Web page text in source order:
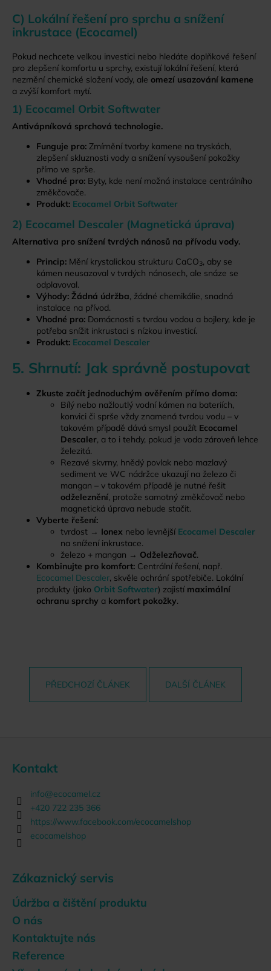
C) Lokální řešení pro sprchu a snížení
inkrustace (Ecocamel)
Pokud nechcete velkou investici nebo hledáte doplňkové řešení
pro zlepšení komfortu u sprchy, existují lokální řešení, která
nezmění chemické složení vody, ale omezí usazování kamene
a zvýší komfort mytí.
1) Ecocamel Orbit Softwater
Antivápníková sprchová technologie.
Funguje pro: Zmírnění tvorby kamene na tryskách,
zlepšení skluznosti vody a snížení vysoušení pokožky
přímo ve sprše.
Vhodné pro: Byty, kde není možná instalace centrálního
změkčovače.
Produkt: Ecocamel Orbit Softwater
2) Ecocamel Descaler (Magnetická úprava)
Alternativa pro snížení tvrdých nánosů na přívodu vody.
Princip: Mění krystalickou strukturu CaCO3, aby se
kámen neusazoval v tvrdých nánosech, ale snáze se
odplavoval.
Výhody: Žádná údržba, žádné chemikálie, snadná
instalace na přívod.
Vhodné pro: Domácnosti s tvrdou vodou a bojlery, kde je
potřeba snížit inkrustaci s nízkou investicí.
Produkt: Ecocamel Descaler
5. Shrnutí: Jak správně postupovat
Zkuste začít jednoduchým ověřením přímo doma:
Bílý nebo nažloutlý vodní kámen na bateriích,
konvici či sprše vždy znamená tvrdou vodu – v
takovém případě dává smysl použít Ecocamel
Descaler, a to i tehdy, pokud je voda zároveň lehce
železitá.
Rezavé skvrny, hnědý povlak nebo mazlavý
sediment ve WC nádržce ukazují na železo či
mangan – v takovém případě je nutné řešit
odželeznění, protože samotný změkčovač nebo
magnetická úprava nebude stačit.
Vyberte řešení:
tvrdost → Ionex nebo levnější Ecocamel Descaler
na snížení inkrustace.
železo + mangan → Odželezňovač.
Kombinujte pro komfort: Centrální řešení, např.
Ecocamel Descaler, skvěle ochrání spotřebiče. Lokální
produkty (jako Orbit Softwater) zajistí maximální
ochranu sprchy a komfort pokožky.
PŘEDCHOZÍ ČLÁNEK DALŠÍ ČLÁNEK
Kontakt
info@ecocamel.cz
+420 722 235 366
https://www.facebook.com/ecocamelshop
ecocamelshop
Zákaznický servis
Údržba a čištění produktu
O nás
Kontaktujte nás
Reference